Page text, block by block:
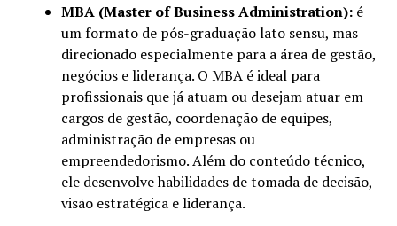
MBA (Master of Business Administration):é
um formato de pós-graduação lato sensu, mas
direcionado especialmente para a área de gestão,
negócios e liderança. O MBA é ideal para
profissionais que já atuam ou desejam atuar em
cargos de gestão, coordenação de equipes,
administração de empresas ou
empreendedorismo. Além do conteúdo técnico,
ele desenvolve habilidades de tomada de decisão,
visão estratégica e liderança.